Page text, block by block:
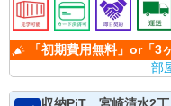
「初期費用無料」or「3
部